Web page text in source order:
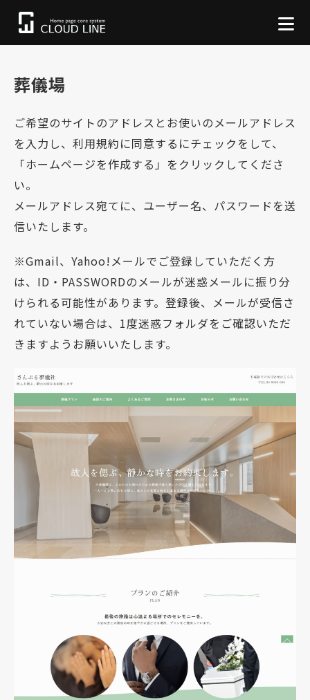
葬儀場
ご希望のサイトのアドレスとお使いのメールアドレス
を入力し、利用規約に同意するにチェックをして、
「ホームページを作成する」をクリックしてくださ
い。
メールアドレス宛てに、ユーザー名、パスワードを送
信いたします。
※Gmail、Yahoo!メールでご登録していただく方
は、ID・PASSWORDのメールが迷惑メールに振り分
けられる可能性があります。登録後、メールが受信さ
れていない場合は、1度迷惑フォルダをご確認いただ
きますようお願いいたします。